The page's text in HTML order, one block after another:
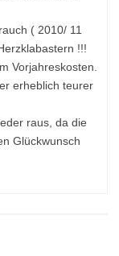
( 2010/ 11
!!!
Vorjahreskosten.
erheblich teurer
raus, da die
Glückwunsch